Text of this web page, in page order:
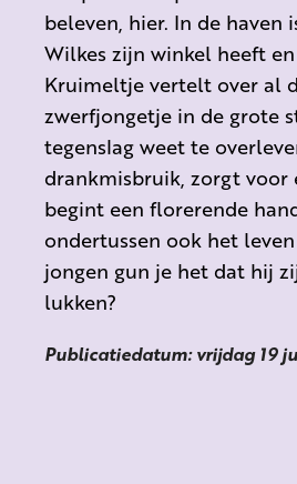
beleven, hier. In de
Wilkes zijn winkel heeft
Kruimeltje vertelt over al
zwerfjongetje in de grote
tegenslag weet te
drankmisbruik, zorgt voor
begint een florerende
ondertussen ook het
jongen gun je het dat hij
lukken?
Publicatiedatum: vrijdag 19